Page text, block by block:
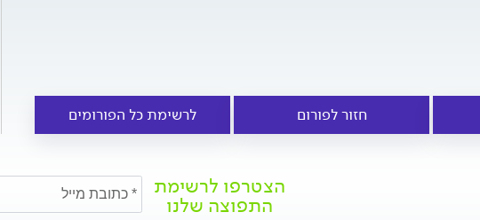
חזור לפורום לרשימת כל הפורומים
הצטרפו לרשימת
התפוצה שלנו